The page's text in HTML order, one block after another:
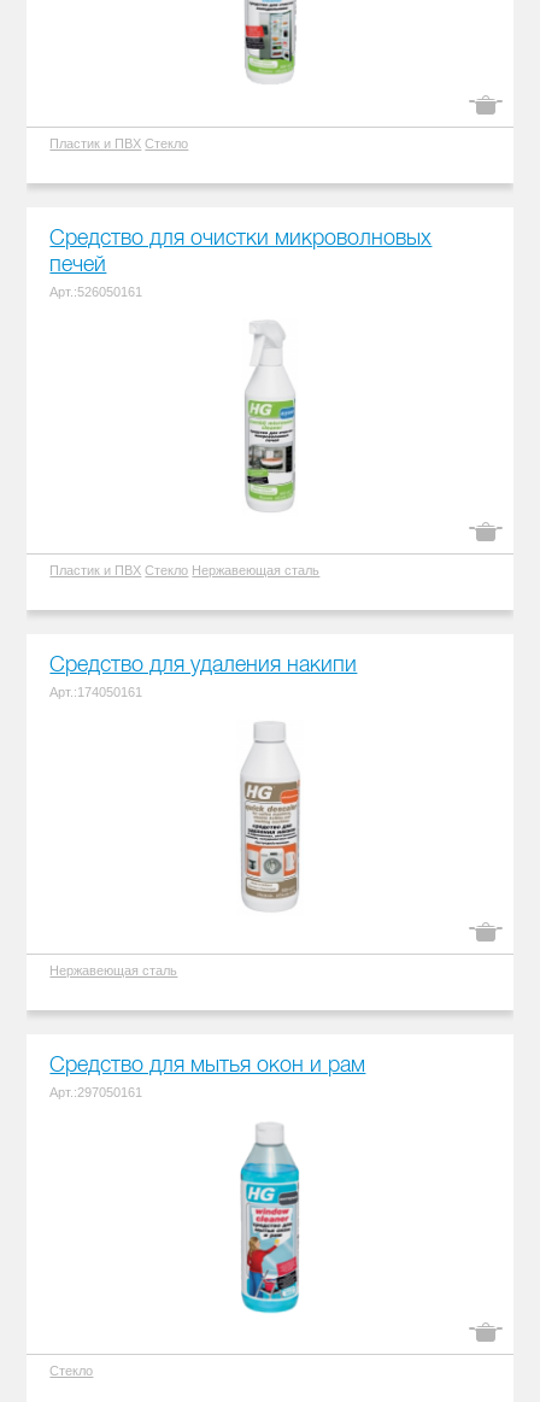
Пластик и ПВХ Стекло
Средство для очистки микроволновых
печей
Арт.:526050161
Пластик и ПВХ Стекло Нержавеющая сталь
Средство для удаления накипи
Арт.:174050161
Нержавеющая сталь
Средство для мытья окон и рам
Арт.:297050161
Стекло